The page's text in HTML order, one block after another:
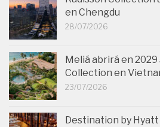
en Chengdu
28/07/2026
Meliá abrirá en
Collection en
23/07/2026
Destination by